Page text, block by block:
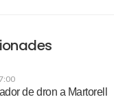
de dron a Martorell